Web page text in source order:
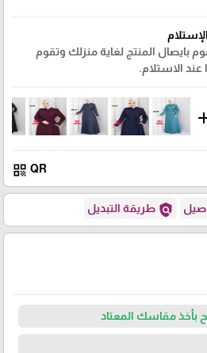
بايصال المنتج لغاية منزلك وتقوم
عند الاستلام.
QR
qr_code
policy طريقة التبديل
بأخذ مقاسك المعتاد